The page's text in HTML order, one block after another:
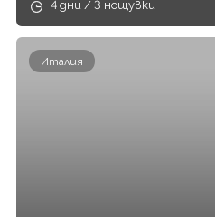
4 дни / 3 нощувки
Италия